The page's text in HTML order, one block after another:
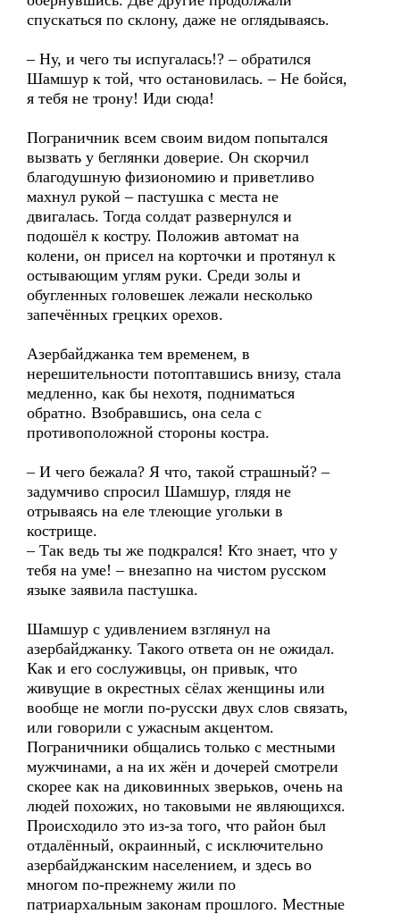
спускаться по склону, даже не оглядываясь.
– Ну, и чего ты испугалась!? – обратился
Шамшур к той, что остановилась. – Не бойся,
я тебя не трону! Иди сюда!
Пограничник всем своим видом попытался
вызвать у беглянки доверие. Он скорчил
благодушную физиономию и приветливо
махнул рукой – пастушка с места не
двигалась. Тогда солдат развернулся и
подошёл к костру. Положив автомат на
колени, он присел на корточки и протянул к
остывающим углям руки. Среди золы и
обугленных головешек лежали несколько
запечённых грецких орехов.
Азербайджанка тем временем, в
нерешительности потоптавшись внизу, стала
медленно, как бы нехотя, подниматься
обратно. Взобравшись, она села с
противоположной стороны костра.
– И чего бежала? Я что, такой страшный? –
задумчиво спросил Шамшур, глядя не
отрываясь на еле тлеющие угольки в
кострище.
– Так ведь ты же подкрался! Кто знает, что у
тебя на уме! – внезапно на чистом русском
языке заявила пастушка.
Шамшур с удивлением взглянул на
азербайджанку. Такого ответа он не ожидал.
Как и его сослуживцы, он привык, что
живущие в окрестных сёлах женщины или
вообще не могли по-русски двух слов связать,
или говорили с ужасным акцентом.
Пограничники общались только с местными
мужчинами, а на их жён и дочерей смотрели
скорее как на диковинных зверьков, очень на
людей похожих, но таковыми не являющихся.
Происходило это из-за того, что район был
отдалённый, окраинный, с исключительно
азербайджанским населением, и здесь во
многом по-прежнему жили по
патриархальным законам прошлого. Местные